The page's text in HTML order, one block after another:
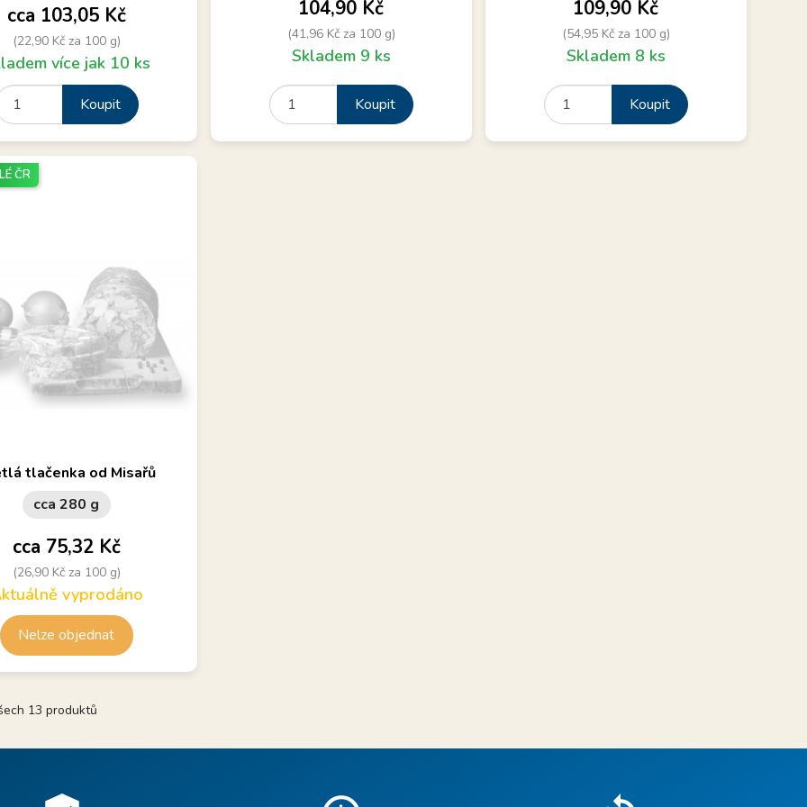
Cena
cca 103,05 Kč
(22,90 Kč za 100 g)
více jak 10 ks
Koupit
Cena
104,90 Kč
(41,96 Kč za 100 g)
Skladem 9 ks
Koupit
Cena
109,90 Kč
(54,95 Kč za 100 g)
Skladem 8 ks
Koupit
pokrm z vepřového masa.
tlačenka od Misařů
cca 280 g
Cena
cca 75,32 Kč
(26,90 Kč za 100 g)
vyprodáno
Nelze objednat
ČR
13 produktů